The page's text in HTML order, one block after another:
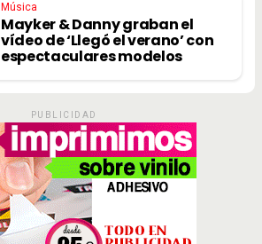
Música
Mayker & Danny graban el
vídeo de ‘Llegó el verano’ con
espectaculares modelos
PUBLICIDAD